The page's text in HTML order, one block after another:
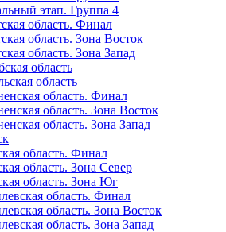
этап. Группа 4
область. Финал
область. Зона Восток
область. Зона Запад
область
область
область. Финал
область. Зона Восток
область. Зона Запад
область. Финал
область. Зона Север
область. Зона Юг
область. Финал
область. Зона Восток
область. Зона Запад